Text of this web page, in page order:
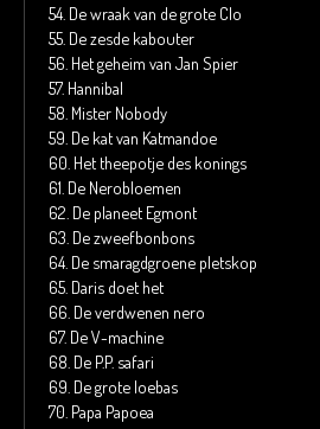
54. De wraak van de grote Clo
55. De zesde kabouter
56. Het geheim van Jan Spier
57. Hannibal
58. Mister Nobody
59. De kat van Katmandoe
60. Het theepotje des konings
61. De Nerobloemen
62. De planeet Egmont
63. De zweefbonbons
64. De smaragdgroene pletskop
65. Daris doet het
66. De verdwenen nero
67. De V-machine
68. De P.P. safari
69. De grote loebas
70. Papa Papoea